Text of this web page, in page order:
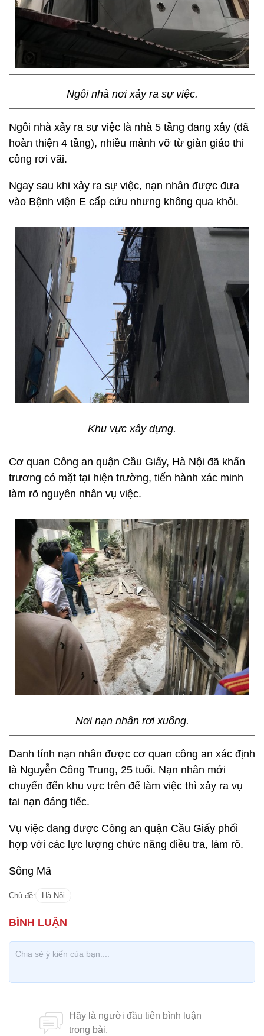
Ngôi nhà nơi xảy ra sự việc.
Ngôi nhà xảy ra sự việc là nhà 5 tầng đang xây (đã
hoàn thiện 4 tầng), nhiều mảnh vỡ từ giàn giáo thi
công rơi vãi.
Ngay sau khi xảy ra sự việc, nạn nhân được đưa
vào Bệnh viện E cấp cứu nhưng không qua khỏi.
Khu vực xây dựng.
Cơ quan Công an quận Cầu Giấy, Hà Nội đã khẩn
trương có mặt tại hiện trường, tiến hành xác minh
làm rõ nguyên nhân vụ việc.
Nơi nạn nhân rơi xuống.
Danh tính nạn nhân được cơ quan công an xác định
là Nguyễn Công Trung, 25 tuổi. Nạn nhân mới
chuyển đến khu vực trên để làm việc thì xảy ra vụ
tai nạn đáng tiếc.
Vụ việc đang được Công an quận Cầu Giấy phối
hợp với các lực lượng chức năng điều tra, làm rõ.
Sông Mã
Chủ đề: Hà Nội